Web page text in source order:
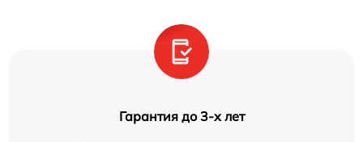
Гарантия до 3-х лет